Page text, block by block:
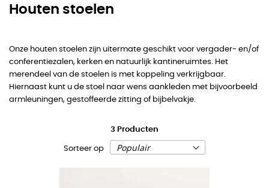
Houten stoelen
Onze houten stoelen zijn uitermate geschikt voor vergader- en/of
conferentiezalen, kerken en natuurlijk kantineruimtes. Het
merendeel van de stoelen is met koppeling verkrijgbaar.
Hiernaast kunt u de stoel naar wens aankleden met bijvoorbeeld
armleuningen, gestoffeerde zitting of bijbelvakje.
3 Producten
Sorteer op